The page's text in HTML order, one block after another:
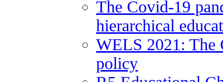
The Covid-19
hierarchical
WELS 2021: The
policy